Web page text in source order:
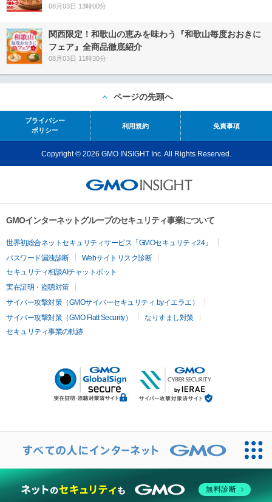
08月03日 13時00分
関西限定！和歌山の恵みを味わう『和歌山毎度おおきに
フェア』全商品徹底紹介
08月03日 11時30分
ページの先頭へ
プライバシー
ポリシー
利用規約 免責事項
Copyright © 2026 GMO INSIGHT Inc. All Rights Reserved.
GMOインターネットグループのセキュリティ事業について
世界初総合ネットセキュリティサービス「GMOセキュリティ24」
パスワード漏洩診断
Webサイトリスク診断
セキュリティ相談AIチャットボット
実在証明・盗聴対策
サイバー攻撃対策（GMOサイバーセキュリティ byイエラエ）
サイバー攻撃対策（GMO Flatt Security）
なりすまし対策
セキュリティ事業の軌跡
無料診断